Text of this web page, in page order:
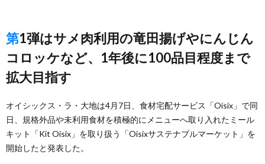
第1弾はサメ肉利用の竜田揚げやにんじん
コロッケなど、1年後に100品目程度まで
拡大目指す
オイシックス・ラ・大地は4月7日、食材宅配サービス「Oisix」で同
日、規格外品や未利用食材を積極的にメニューへ取り入れたミール
キット「Kit Oisix」を取り扱う「Oisixサステナブルマーケット」を
開始したと発表した。